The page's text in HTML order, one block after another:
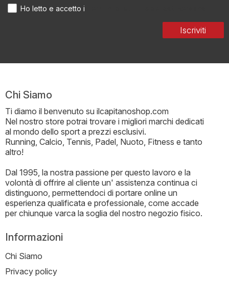
Iscriviti
Ho letto e accetto i
Chi Siamo
Ti diamo il benvenuto su ilcapitanoshop.com
Nel nostro store potrai trovare i migliori marchi dedicati
al mondo dello sport a prezzi esclusivi.
Running, Calcio, Tennis, Padel, Nuoto, Fitness e tanto
altro!
Dal 1995, la nostra passione per questo lavoro e la
volontà di offrire al cliente un' assistenza continua ci
distinguono, permettendoci di portare online un
esperienza qualificata e professionale, come accade
per chiunque varca la soglia del nostro negozio fisico.
Informazioni
Chi Siamo
Privacy policy